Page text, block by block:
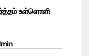
உள்ளொளி